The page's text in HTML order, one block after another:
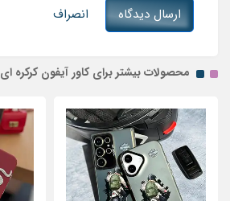
ارسال دیدگاه انصراف
محصولات بیشتر برای کاور آیفون کرکره ای